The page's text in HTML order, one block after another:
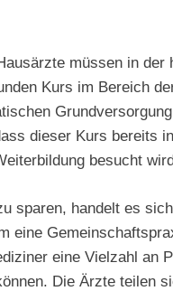
müssen in der
Kurs im Bereich
dieser Kurs bereits
besucht
sparen, handelt es
eine
eine Vielzahl an
Die Ärzte teilen